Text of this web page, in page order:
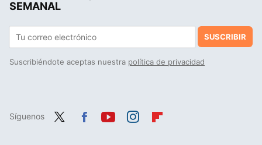
SEMANAL
SUSCRIBIR
Suscribiéndote aceptas nuestra política de privacidad
Síguenos